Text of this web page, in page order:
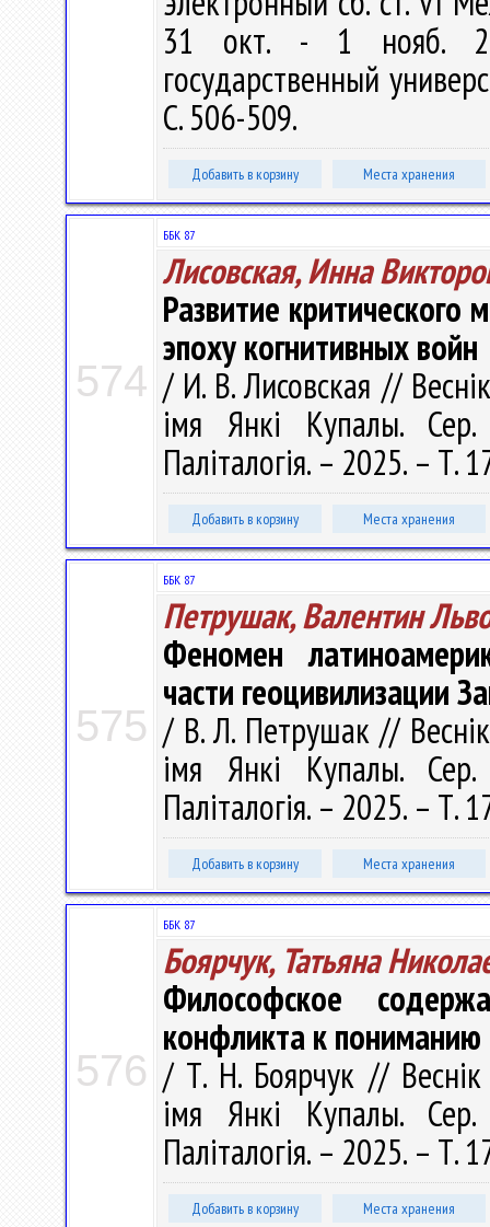
31 окт. - 1 нояб.
государственный
С. 506-509.
Добавить в корзину Места хранения
574
ББК 87
Лисовская, Инна
Развитие
эпоху когнитивных войн
/ И. В. Лисовская //
імя Янкі Купалы. Сер.
Паліталогія. – 2025. –
Добавить в корзину Места хранения
575
ББК 87
Петрушак, Валентин
Феномен
части геоцивилизации
/ В. Л. Петрушак // Веснік
імя Янкі Купалы. Сер.
Паліталогія. – 2025. –
Добавить в корзину Места хранения
576
ББК 87
Боярчук, Татьяна
Философское
конфликта к пониманию
/ Т. Н. Боярчук // Веснік
імя Янкі Купалы. Сер.
Паліталогія. – 2025. –
Добавить в корзину Места хранения